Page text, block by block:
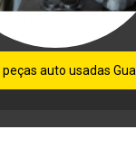
auto usadas